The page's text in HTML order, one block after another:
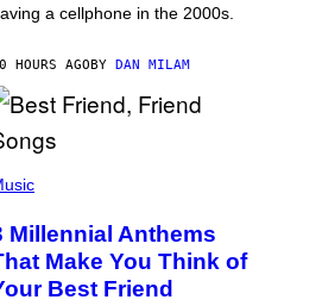
a cellphone in the 2000s.
HOURS AGOBY DAN MILAM
Millennial Anthems
Make You Think of
Best Friend